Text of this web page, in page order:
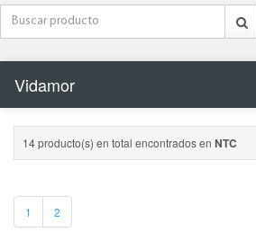
Vidamor
14 producto(s) en total encontrados en NTC
1 2